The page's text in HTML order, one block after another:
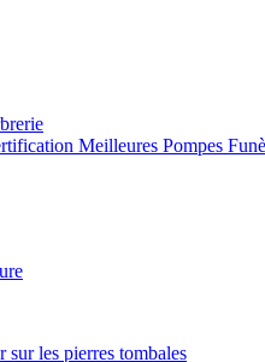
Meilleures Pompes
les pierres tombales